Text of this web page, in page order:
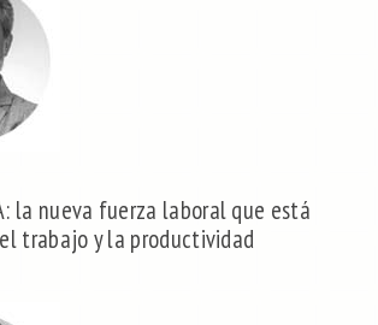
la nueva fuerza laboral que está
trabajo y la productividad